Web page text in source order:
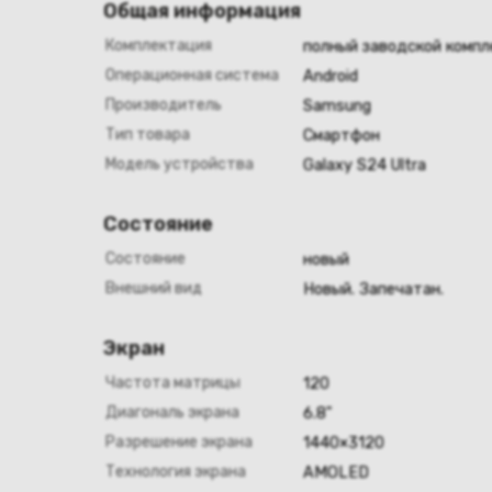
Общая информация
Комплектация
полный заводской
Операционная система
Android
Производитель
Samsung
Тип товара
Смартфон
Модель устройства
Galaxy S24 Ultra
Состояние
Состояние
новый
Внешний вид
Новый. Запечатан.
Экран
Частота матрицы
120
Диагональ экрана
6.8"
Разрешение экрана
1440×3120
Технология экрана
AMOLED